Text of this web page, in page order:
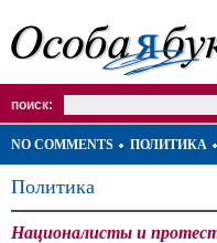
поиск:
NO COMMENTS ПОЛИТИКА
Политика
Националисты и